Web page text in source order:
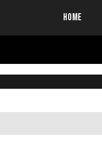
HOME